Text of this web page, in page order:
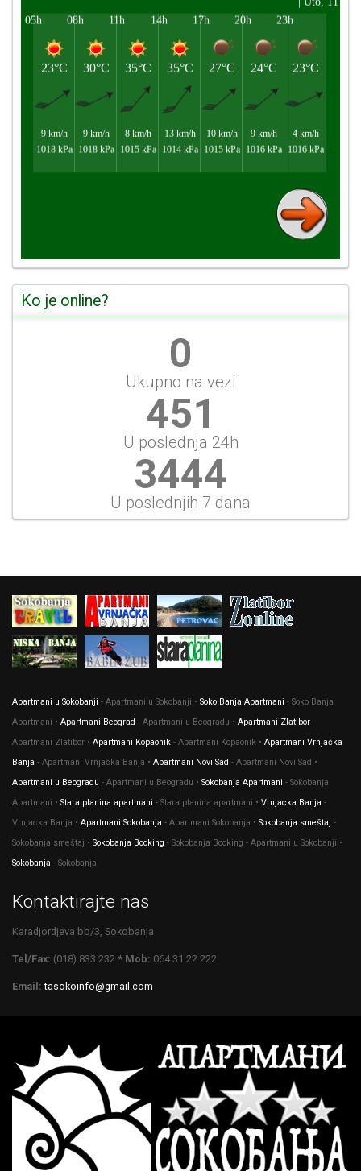
Ko je online?
0
Ukupno na vezi
485
U poslednja 24h
3709
U poslednjih 7 dana
Apartmani u Sokobanji - Apartmani u Sokobanji • Soko Banja Apartmani - Soko Banja
Apartmani • Apartmani Beograd - Apartmani u Beogradu • Apartmani Zlatibor -
Apartmani Zlatibor • Apartmani Kopaonik - Apartmani Kopaonik • Apartmani Vrnjačka
Banja - Apartmani Vrnjačka Banja • Apartmani Novi Sad - Apartmani Novi Sad •
Apartmani u Beogradu - Apartmani u Beogradu • Sokobanja Apartmani - Sokobanja
Apartmani • Stara planina apartmani - Stara planina apartmani • Vrnjacka Banja -
Vrnjacka Banja • Apartmani Sokobanja - Apartmani Sokobanja • Sokobanja smeštaj -
Sokobanja smeštaj • Sokobanja Booking - Sokobanja Booking - Apartmani u Sokobanji •
Sokobanja - Sokobanja
Kontaktirajte nas
Karadjordjeva bb/3, Sokobanja
Tel/Fax: (018) 833 232 * Mob: 064 31 22 222
Email: tasokoinfo@gmail.com